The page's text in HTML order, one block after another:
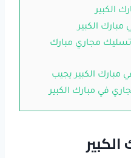
الكبير
الكبير
مجاري مبارك
مبارك الكبير يجيب
في مبارك الكبير